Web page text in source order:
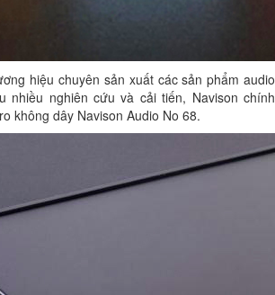
hiệu chuyên sản xuất các sản phẩm audio
nhiều nghiên cứu và cải tiến, Navison chính
không dây Navison Audio No 68.